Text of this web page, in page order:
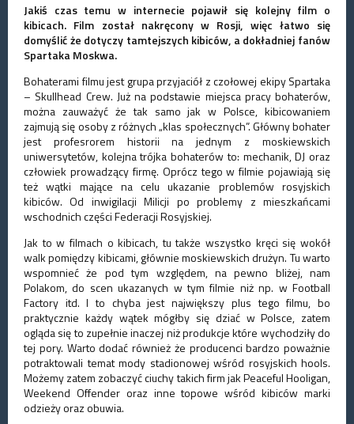
Jakiś czas temu w internecie pojawił się kolejny film o
kibicach. Film został nakręcony w Rosji, więc łatwo się
domyślić że dotyczy tamtejszych kibiców, a dokładniej fanów
Spartaka Moskwa.
Bohaterami filmu jest grupa przyjaciół z czołowej ekipy Spartaka
– Skullhead Crew. Już na podstawie miejsca pracy bohaterów,
można zauważyć że tak samo jak w Polsce, kibicowaniem
zajmują się osoby z różnych „klas społecznych”. Główny bohater
jest profesrorem historii na jednym z moskiewskich
uniwersytetów, kolejna trójka bohaterów to: mechanik, DJ oraz
człowiek prowadzący firmę. Oprócz tego w filmie pojawiają się
też wątki mające na celu ukazanie problemów rosyjskich
kibiców. Od inwigilacji Milicji po problemy z mieszkańcami
wschodnich części Federacji Rosyjskiej.
Jak to w filmach o kibicach, tu także wszystko kręci się wokół
walk pomiędzy kibicami, głównie moskiewskich drużyn. Tu warto
wspomnieć że pod tym względem, na pewno bliżej, nam
Polakom, do scen ukazanych w tym filmie niż np. w Football
Factory itd. I to chyba jest największy plus tego filmu, bo
praktycznie każdy wątek mógłby się dziać w Polsce, zatem
ogląda się to zupełnie inaczej niż produkcje które wychodziły do
tej pory. Warto dodać również że producenci bardzo poważnie
potraktowali temat mody stadionowej wśród rosyjskich hools.
Możemy zatem zobaczyć ciuchy takich firm jak Peaceful Hooligan,
Weekend Offender oraz inne topowe wśród kibiców marki
odzieży oraz obuwia.